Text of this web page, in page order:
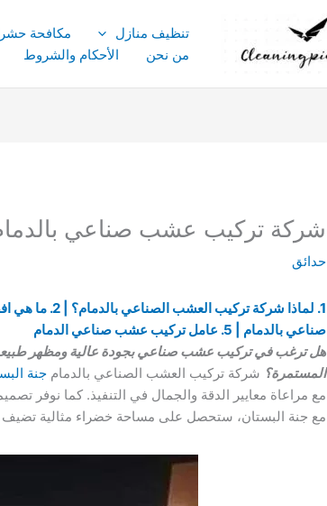
تنظيف منازل مكافحة
من نحن
الأحكام والشروط
شركة تركيب عشب صناعي بالدمام للايجار 01003143029
حدائق
صناعي بالدمام | 5. عامل تركيب عشب صناعي الدمام
هل ترغب في تركيب عشب صناعي بجودة عالية ومظهر طبيعي
المستمرة؟ شركة تركيب العشب الصناعي بالدمامجنة
مع مراعاة معايير الدقة والجمال في التنفيذ. كما نوفر
مع جنة البستان، ستحصل على مساحة خضراء مثالية تضيف